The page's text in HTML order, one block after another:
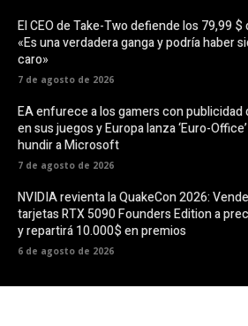
El CEO de Take-Two defiende los 79,99 $
«Es una verdadera ganga y podría haber
caro»
7 de agosto de 2026
EA enfurece a los gamers con publicidad
en sus juegos y Europa lanza ‘Euro-
hundir a Microsoft
7 de agosto de 2026
NVIDIA revienta la QuakeCon 2026:
tarjetas RTX 5090 Founders Edition a
y repartirá 10.000$ en premios
6 de agosto de 2026